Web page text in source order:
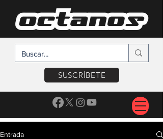
SUSCRÍBETE
Entrada